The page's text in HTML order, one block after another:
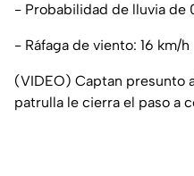
- Probabilidad de lluvia de
- Ráfaga de viento: 16 km/h
(VIDEO) Captan presunto
patrulla le cierra el paso a